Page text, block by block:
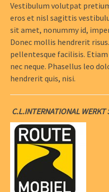
Vestibulum volutpat
eros et nisl sagittis
sit amet, nonummy id,
Donec mollis hendrerit
pellentesque facilisis.
nec neque. Phasellus leo
hendrerit quis, nisi.
C.L.INTERNATIONAL WERKT